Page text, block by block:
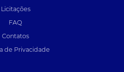
Licitações
FAQ
Contatos
de Privacidade